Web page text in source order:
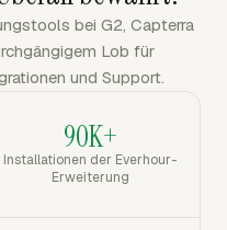
bei G2, Capterra
Lob für
und Support.
90K+
Installationen der Everhour-
Erweiterung